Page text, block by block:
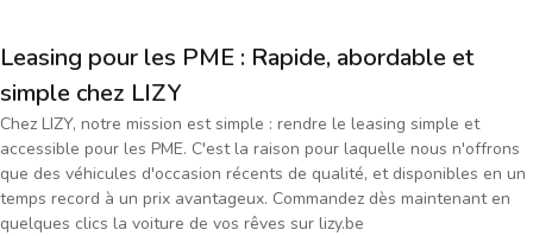
Leasing pour les PME : Rapide, abordable et
simple chez LIZY
Chez LIZY, notre mission est simple : rendre le leasing simple et
accessible pour les PME. C'est la raison pour laquelle nous n'offrons
que des véhicules d'occasion récents de qualité, et disponibles en un
temps record à un prix avantageux. Commandez dès maintenant en
quelques clics la voiture de vos rêves sur lizy.be